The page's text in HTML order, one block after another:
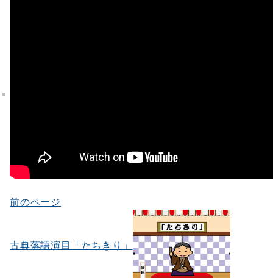
投
ナ
前のページ
古典落語演目「たちきり」